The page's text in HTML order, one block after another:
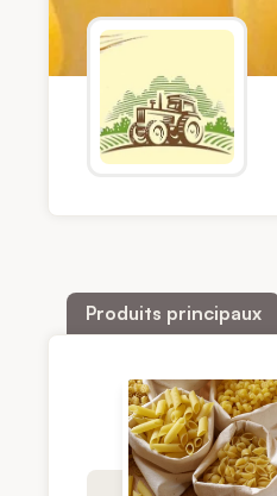
Produits principaux